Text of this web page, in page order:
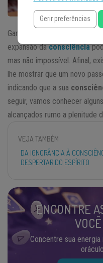
Ganhar conhecimento e
expansão daconsciência
mas não impossível. Afinal,
lhe mostrar que um novo
indicando que a sua
seguir, vamos conhecer
alcançados rumo a plenitude
VEJA TAMBÉM
DA IGNORÂNCIA À
DESPERTAR DO ESPÍRITO
ENCONTRE
Concentre sua
Gerir preferências